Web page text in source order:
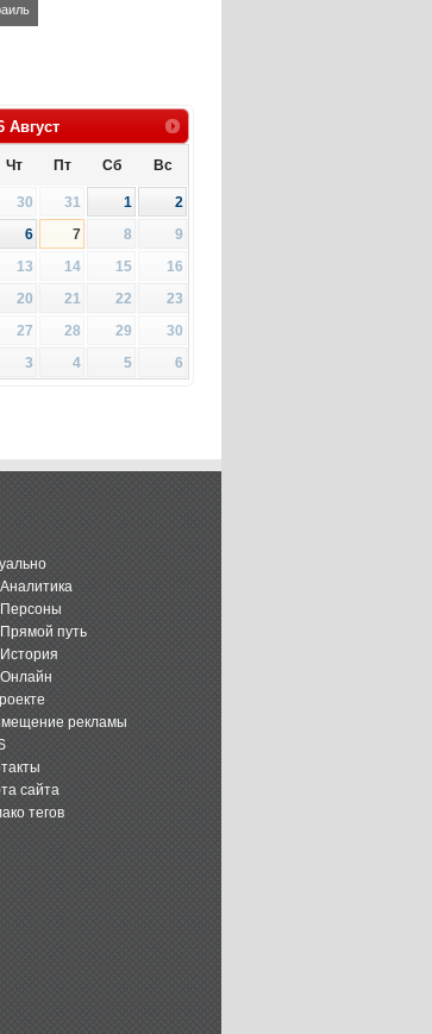
Август
Чт Пт Сб Вс
30 31 1
2
6 7 8
9
13 14 15
16
20 21 22
23
27 28 29
30
3 4 5 6
Аналитика
Персоны
Прямой путь
История
Онлайн
рекламы
сайта
тегов